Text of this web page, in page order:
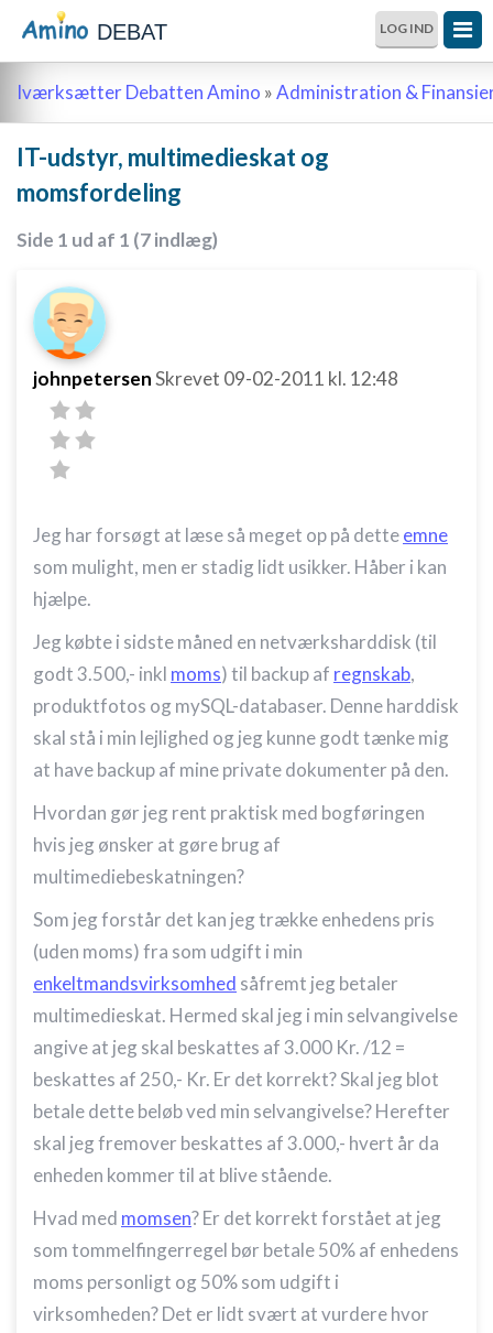
DEBAT LOG IND
Iværksætter Debatten Amino »Administration &
IT-udstyr, multimedieskat og
momsfordeling
Side 1 ud af 1 (7 indlæg)
johnpetersenSkrevet 09-02-2011 kl. 12:48
Jeg har forsøgt at læse så meget op på detteemne
som mulight, men er stadig lidt usikker. Håber i kan
hjælpe.
Jeg købte i sidste måned en netværksharddisk (til
godt 3.500,- inkl moms) til backup af regnskab,
produktfotos og mySQL-databaser. Denne harddisk
skal stå i min lejlighed og jeg kunne godt tænke mig
at have backup af mine private dokumenter på den.
Hvordan gør jeg rent praktisk med bogføringen
hvis jeg ønsker at gøre brug af
multimediebeskatningen?
Som jeg forstår det kan jeg trække enhedens pris
(uden moms) fra som udgift i min
enkeltmandsvirksomhed såfremt jeg betaler
multimedieskat. Hermed skal jeg i min selvangivelse
angive at jeg skal beskattes af 3.000 Kr. /12 =
beskattes af 250,- Kr. Er det korrekt? Skal jeg blot
betale dette beløb ved min selvangivelse? Herefter
skal jeg fremover beskattes af 3.000,- hvert år da
enheden kommer til at blive stående.
Hvad med momsen? Er det korrekt forstået at jeg
som tommelfingerregel bør betale 50% af enhedens
moms personligt og 50% som udgift i
virksomheden? Det er lidt svært at vurdere hvor